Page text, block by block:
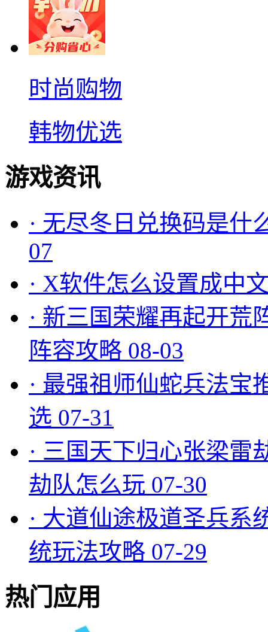
时尚购物
韩物优选
游戏资讯
· 无尽冬日兑换码是什
07
· X软件怎么设置成中
· 新三国荣耀再起开荒
阵容攻略 08-03
· 最强祖师仙蛇兵法宝
选 07-31
· 三国天下归心张梁雷
劫队怎么玩 07-30
· 大道仙途极道圣兵系
统玩法攻略 07-29
热门应用